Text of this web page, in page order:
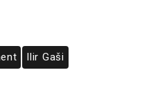
Ilir Gaši